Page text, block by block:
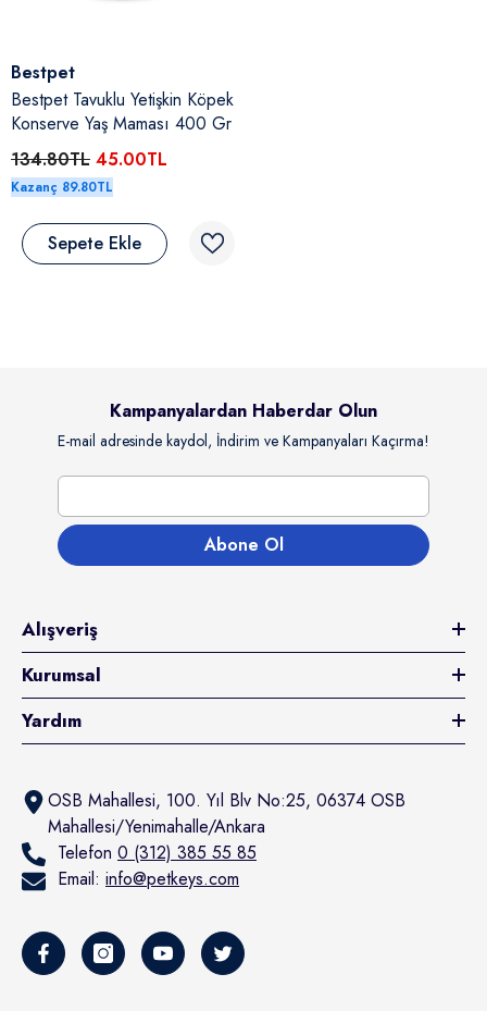
Satıcı:
Bestpet
Bestpet Tavuklu Yetişkin Köpek
Konserve Yaş Maması 400 Gr
134.80TL 45.00TL
Kazanç 89.80TL
Sepete Ekle
Kampanyalardan Haberdar Olun
E-mail adresinde kaydol, İndirim ve Kampanyaları Kaçırma!
Abone Ol
Alışveriş
Kurumsal
Yardım
OSB Mahallesi, 100. Yıl Blv No:25, 06374 OSB
Mahallesi/Yenimahalle/Ankara
Telefon 0 (312) 385 55 85
Email: info@petkeys.com